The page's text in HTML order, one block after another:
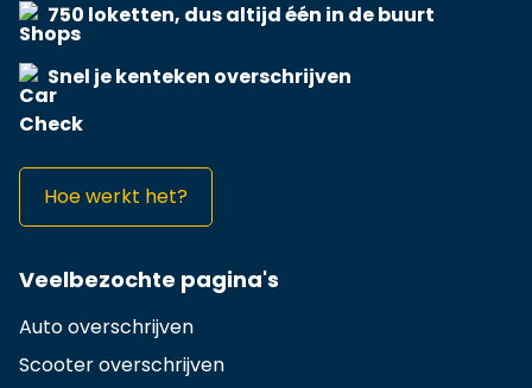
750 loketten, dus altijd één in de buurt
Snel je kenteken overschrijven
Hoe werkt het?
Veelbezochte pagina's
Auto overschrijven
Scooter overschrijven